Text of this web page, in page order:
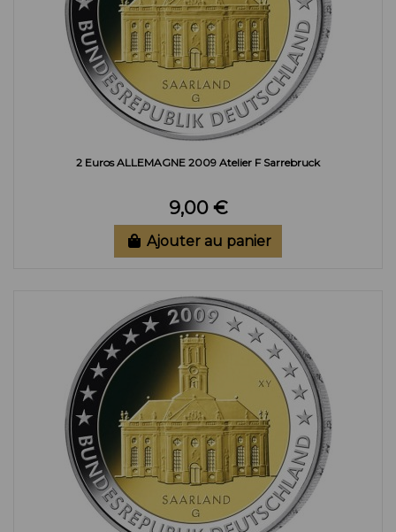
2 Euros ALLEMAGNE 2009 Atelier F Sarrebruck
9,00 €
Ajouter au panier